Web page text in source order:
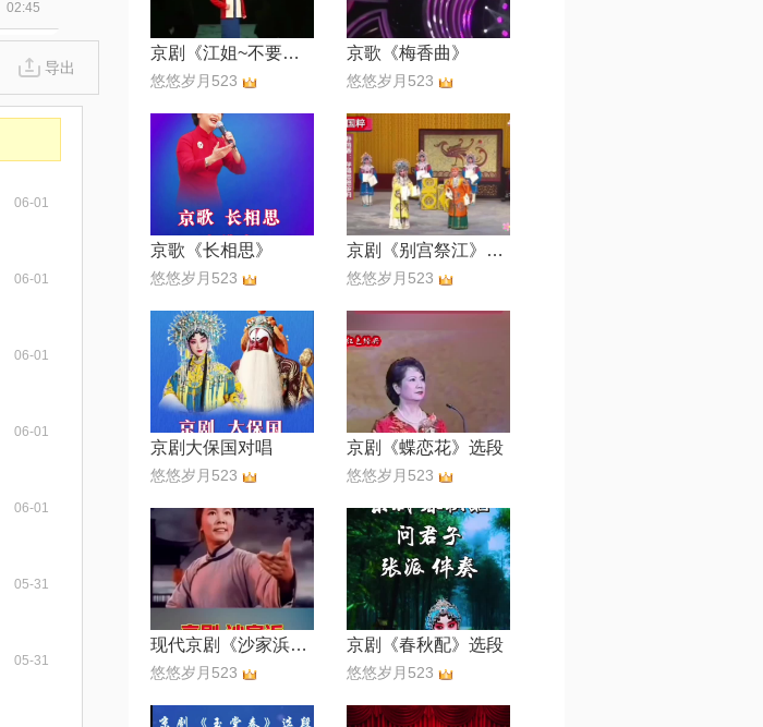
02:45
导出
06-01
06-01
06-01
06-01
06-01
05-31
05-31
京剧《江姐~不要用哭声告别》
悠悠岁月523
京歌《梅香曲》
悠悠岁月523
京歌《长相思》
悠悠岁月523
京剧《别宫祭江》选段
悠悠岁月523
京剧大保国对唱
悠悠岁月523
京剧《蝶恋花》选段
悠悠岁月523
现代京剧《沙家浜》选段。
悠悠岁月523
京剧《春秋配》选段
悠悠岁月523